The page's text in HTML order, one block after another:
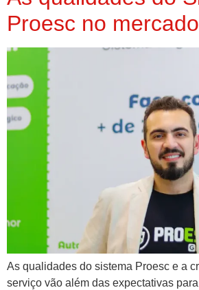
Proesc no mercado
As qualidades do sistema Proesc e a
serviço vão além das expectativas